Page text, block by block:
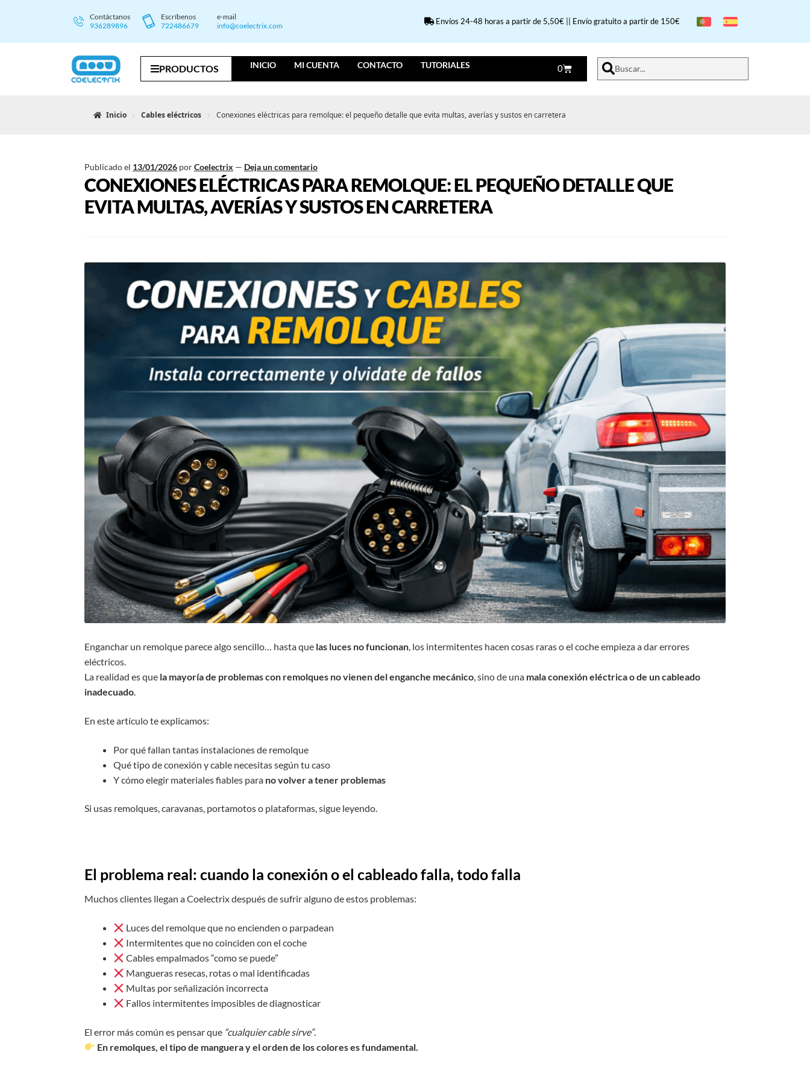
Contáctanos
936289896
Escríbenos
722486679
e-mail
info@coelectrix.com
Envíos 24-48 horas a partir de 5,50€ || Envío gratuito a partir de 150€
PRODUCTOS INICIO MI CUENTA CONTACTO TUTORIALES 0 Buscar...
Inicio Cables eléctricos Conexiones eléctricas para remolque: el pequeño detalle que evita multas, averías y sustos en carretera
Publicado el 13/01/2026 porCoelectrix — Deja un comentario
CONEXIONES ELÉCTRICAS PARA REMOLQUE: EL PEQUEÑO DETALLE QUE
EVITA MULTAS, AVERÍAS Y SUSTOS EN CARRETERA
Enganchar un remolque parece algo sencillo… hasta que las luces no funcionan, los intermitentes hacen cosas raras o el coche empieza a dar errores
eléctricos.
La realidad es que la mayoría de problemas con remolques no vienen del enganche mecánico, sino de una mala conexión eléctrica o de un cableado
inadecuado.
En este artículo te explicamos:
Por qué fallan tantas instalaciones de remolque
Qué tipo de conexión y cable necesitas según tu caso
Y cómo elegir materiales fiables para no volver a tener problemas
Si usas remolques, caravanas, portamotos o plataformas, sigue leyendo.
El problema real: cuando la conexión o el cableado falla, todo falla
Muchos clientes llegan a Coelectrix después de sufrir alguno de estos problemas:
Luces del remolque que no encienden o parpadean
Intermitentes que no coinciden con el coche
Cables empalmados “como se puede”
Mangueras resecas, rotas o mal identificadas
Multas por señalización incorrecta
Fallos intermitentes imposibles de diagnosticar
El error más común es pensar que “cualquier cable sirve”.
En remolques, el tipo de manguera y el orden de los colores es fundamental.